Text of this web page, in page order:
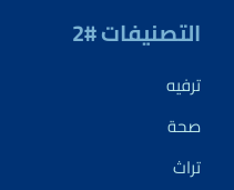
التصنيفات #2
ترفيه
صحة
تراث